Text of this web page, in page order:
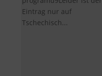
Eintrag nur auf
Tschechisch...